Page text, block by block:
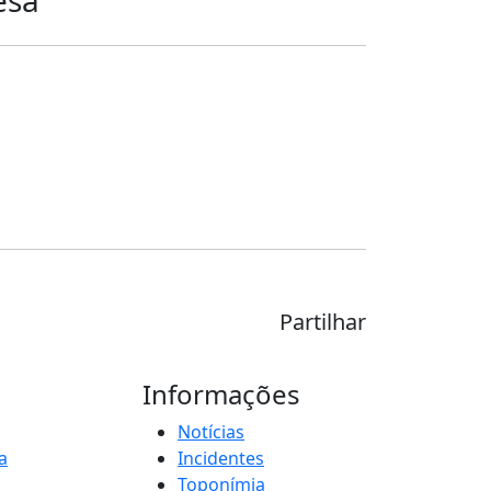
Partilhar
Informações
Notícias
Incidentes
Toponímia